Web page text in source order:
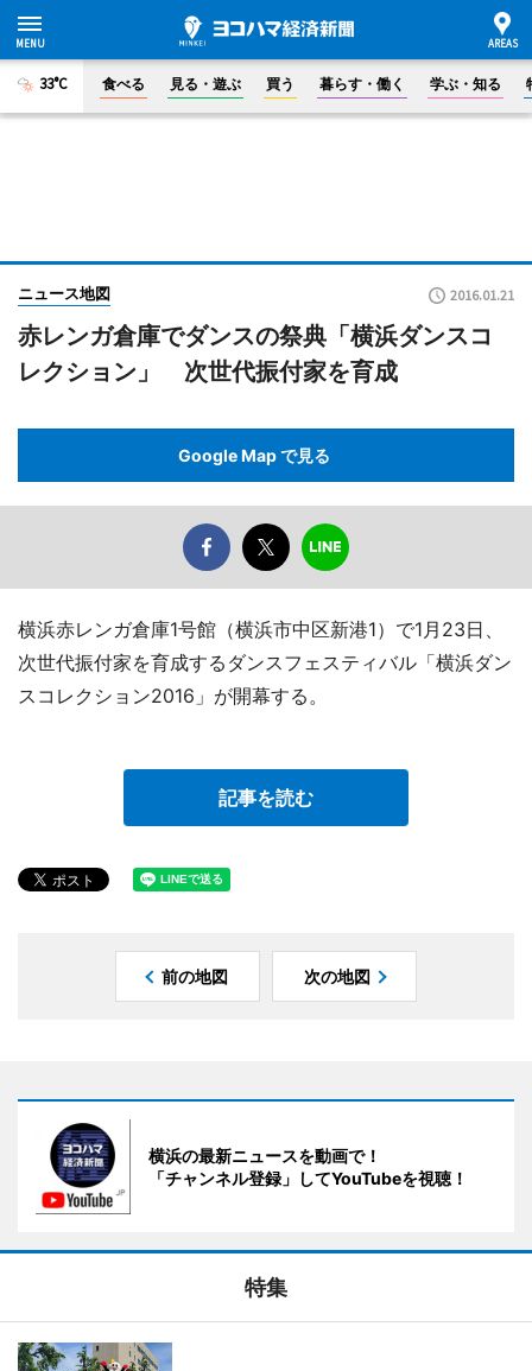
33°C 食べる 見る・遊ぶ 買う 暮らす・働く 学ぶ・知る
ニュース地図 2016.01.21
赤レンガ倉庫でダンスの祭典「横浜ダンスコ
レクション」 次世代振付家を育成
Google Map で見る
横浜赤レンガ倉庫1号館（横浜市中区新港1）で1月23日、
次世代振付家を育成するダンスフェスティバル「横浜ダン
スコレクション2016」が開幕する。
記事を読む
前の地図 次の地図
横浜の最新ニュースを動画で！
「チャンネル登録」してYouTubeを視聴！
特集